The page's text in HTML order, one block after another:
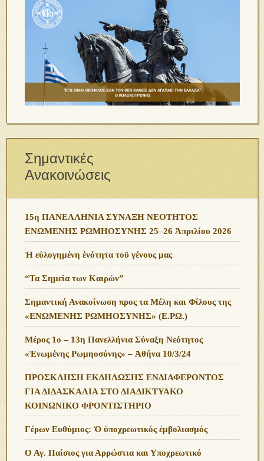
Σημαντικές
Ανακοινώσεις
15η ΠΑΝΕΛΛΗΝΙΑ ΣΥΝΑΞΗ ΝΕΟΤΗΤΟΣ
ΕΝΩΜΕΝΗΣ ΡΩΜΗΟΣΥΝΗΣ 25–26 Ἀπριλίου 2026
Ἡ εὐλογημένη ἑνότητα τοῦ γένους μας
“Τα Σημεία των Καιρών”
Σημαντική Ανακοίνωση προς τα Μέλη και Φίλους της
«ΕΝΩΜΕΝΗΣ ΡΩΜΗΟΣΥΝΗΣ» (Ε.ΡΩ.)
Μέρος 1ο – 13η Πανελλήνια Σύναξη Νεότητος
«Ἑνωμένης Ρωμηοσύνης» – Ἀθήνα 10/3/24
ΠΡΟΣΚΛΗΣΗ ΕΚΔΗΛΩΣΗΣ ΕΝΔΙΑΦΕΡΟΝΤΟΣ
ΓΙΑ ΔΙΔΑΣΚΑΛΙΑ ΣΤΟ ΔΙΑΔΙΚΤΥΑΚΟ
ΚΟΙΝΩΝΙΚΟ ΦΡΟΝΤΙΣΤΗΡΙΟ
Γέρων Ευθύμιος: Ὁ ὑποχρεωτικός ἐμβολιασμός
Ο Αγ. Παίσιος για Αρρώστια και Υποχρεωτικό